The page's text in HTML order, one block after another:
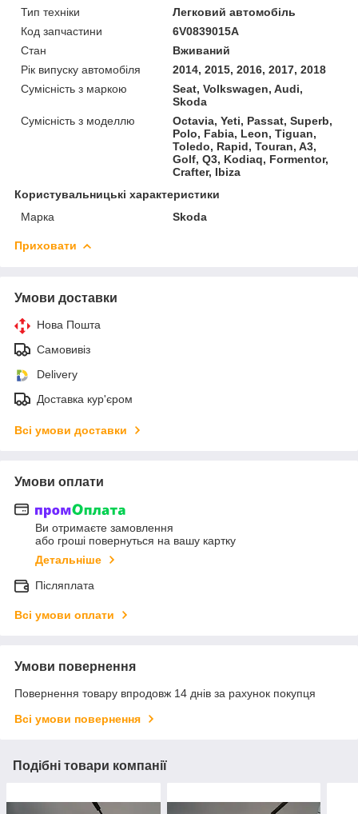
Тип техніки
Легковий автомобіль
Код запчастини
6V0839015A
Стан
Вживаний
Рік випуску автомобіля
2014, 2015, 2016, 2017, 2018
Сумісність з маркою
Seat, Volkswagen, Audi,
Skoda
Сумісність з моделлю
Octavia, Yeti, Passat, Superb,
Polo, Fabia, Leon, Tiguan,
Toledo, Rapid, Touran, A3,
Golf, Q3, Kodiaq, Formentor,
Crafter, Ibiza
Користувальницькі характеристики
Марка
Skoda
Приховати
Умови доставки
Нова Пошта
Самовивіз
Delivery
Доставка кур'єром
Всі умови доставки
Умови оплати
Ви отримаєте замовлення
або гроші повернуться на вашу картку
Детальніше
Післяплата
Всі умови оплати
Умови повернення
Повернення товару впродовж 14 днів за рахунок покупця
Всі умови повернення
Подібні товари компанії